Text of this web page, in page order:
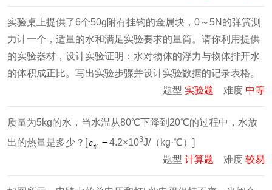
实验桌上提供了6个50g附有挂钩的金属块，0～5N的弹簧测
力计一个，适量的水和满足实验要求的量筒。请你利用提供
的实验器材，设计实验证明：水对物体的浮力与物体排开水
的体积成正比。写出实验步骤并设计实验数据的记录表格。
题型 实验题 难度 中等
质量为5kg的水，当水温从80℃下降到20℃的过程中，水放
出的热量是多少？[
4.2×103J/（kg·℃）]
题型 计算题 难度 较易